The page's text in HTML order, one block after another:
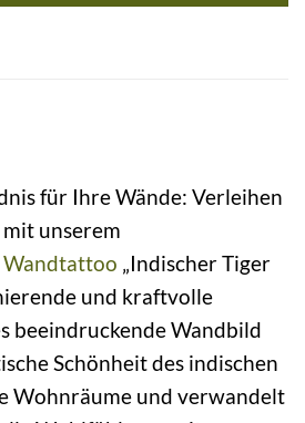
für Ihre Wände: Verleihen
unserem
Wandtattoo „Indischer Tiger
und kraftvolle
beeindruckende Wandbild
Schönheit des indischen
Wohnräume und verwandelt